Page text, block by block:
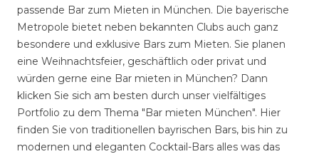
passende Bar zum Mieten in München. Die bayerische
Metropole bietet neben bekannten Clubs auch ganz
besondere und exklusive Bars zum Mieten. Sie planen
eine Weihnachtsfeier, geschäftlich oder privat und
würden gerne eine Bar mieten in München? Dann
klicken Sie sich am besten durch unser vielfältiges
Portfolio zu dem Thema "Bar mieten München". Hier
finden Sie von traditionellen bayrischen Bars, bis hin zu
modernen und eleganten Cocktail-Bars alles was das